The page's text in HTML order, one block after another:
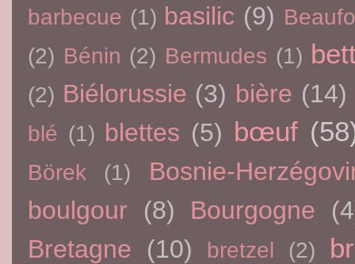
barbecue (1) basilic (9)
(2) Bénin (2) Bermudes (1)
(2) Biélorussie (3) bière (14)
blé (1) blettes (5) bœuf
Börek (1)
Bosnie-
boulgour
(8) Bourgogne
Bretagne
(10) bretzel (2)